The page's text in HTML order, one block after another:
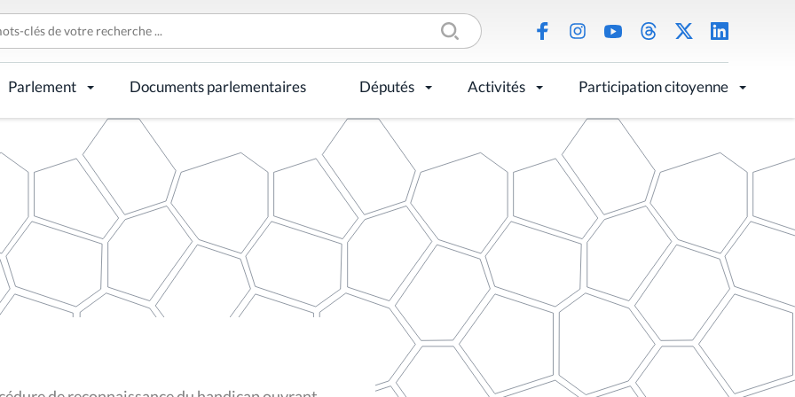
Parlement Documents parlementaires Députés Activités Participation citoyenne